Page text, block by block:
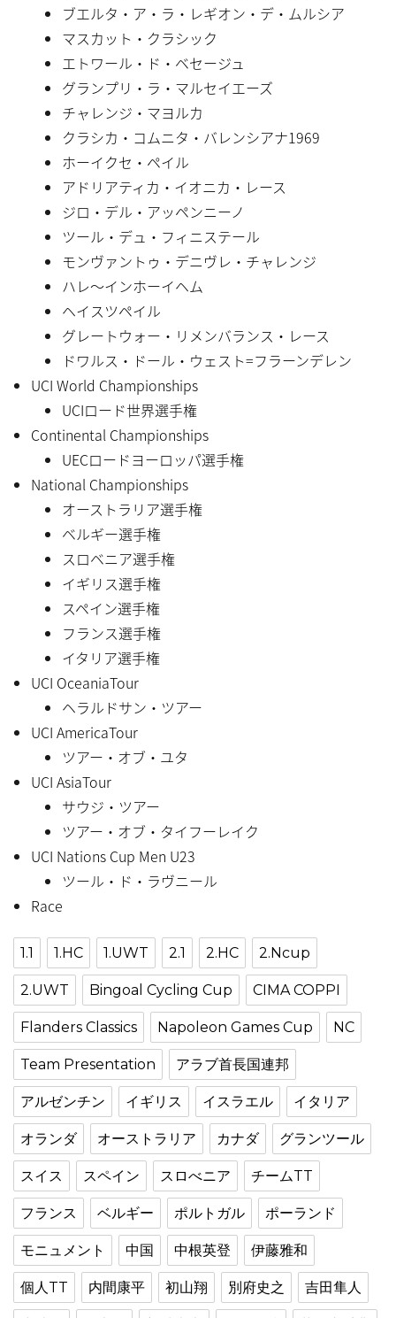
ブエルタ・ア・ラ・レギオン・デ・ムルシア
マスカット・クラシック
エトワール・ド・ベセージュ
グランプリ・ラ・マルセイエーズ
チャレンジ・マヨルカ
クラシカ・コムニタ・バレンシアナ1969
ホーイクセ・ペイル
アドリアティカ・イオニカ・レース
ジロ・デル・アッペンニーノ
ツール・デュ・フィニステール
モンヴァントゥ・デニヴレ・チャレンジ
ハレ〜インホーイヘム
ヘイスツペイル
グレートウォー・リメンバランス・レース
ドワルス・ドール・ウェスト=フラーンデレン
UCI World Championships
UCIロード世界選手権
Continental Championships
UECロードヨーロッパ選手権
National Championships
オーストラリア選手権
ベルギー選手権
スロベニア選手権
イギリス選手権
スペイン選手権
フランス選手権
イタリア選手権
UCI OceaniaTour
ヘラルドサン・ツアー
UCI AmericaTour
ツアー・オブ・ユタ
UCI AsiaTour
サウジ・ツアー
ツアー・オブ・タイフーレイク
UCI Nations Cup Men U23
ツール・ド・ラヴニール
Race
1.1 1.HC 1.UWT 2.1 2.HC 2.Ncup
2.UWT Bingoal Cycling Cup CIMA COPPI
Flanders Classics Napoleon Games Cup NC
Team Presentation アラブ首長国連邦
アルゼンチン イギリス イスラエル イタリア
オランダ オーストラリア カナダ グランツール
スイス スペイン スロべニア チームTT
フランス ベルギー ポルトガル ポーランド
モニュメント 中国 中根英登 伊藤雅和
個人TT 内間康平 初山翔 別府史之 吉田隼人